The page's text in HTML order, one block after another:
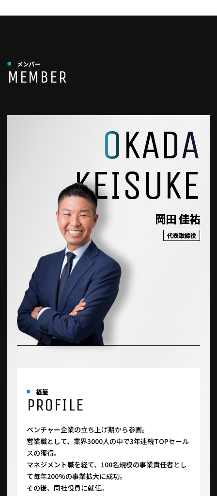
メンバー
MEMBER
OKADA
KEISUKE
岡田 佳祐
代表取締役
経歴
PROFILE
ベンチャー企業の立ち上げ期から参画。
営業職として、業界3000人の中で3年連続TOPセール
スの獲得。
マネジメント職を経て、100名規模の事業責任者とし
て毎年200%の事業拡大に成功。
その後、同社役員に就任。